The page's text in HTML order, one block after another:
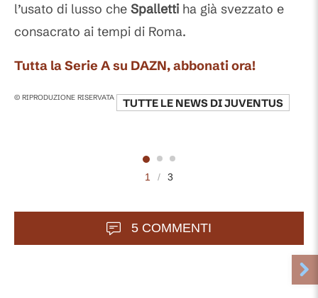
l’usato di lusso che Spalletti ha già svezzato e
consacrato ai tempi di Roma.
Tutta la Serie A su DAZN, abbonati ora!
© RIPRODUZIONE RISERVATA TUTTE LE NEWS DIJUVENTUS
1 / 3
5 COMMENTI